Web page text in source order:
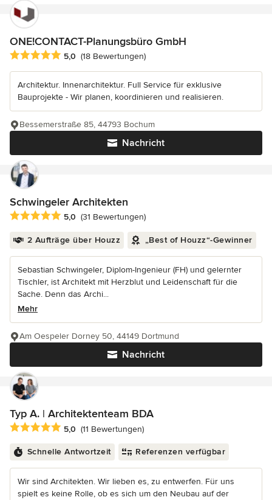
ONE!CONTACT-Planungsbüro GmbH
Durchschnittliche Bewertung: 5 von 5 Sternen
5,0 (18 Bewertungen)
Architektur. Innenarchitektur. Full Service für exklusive
Bauprojekte - Wir planen, koordinieren und realisieren.
Nachricht
Bessemerstraße 85, 44793 Bochum
Schwingeler Architekten
Durchschnittliche Bewertung: 5 von 5 Sternen
5,0 (31 Bewertungen)
2 Aufträge über Houzz „Best of Houzz“-Gewinner
Sebastian Schwingeler, Diplom-Ingenieur (FH) und gelernter
Tischler, ist Architekt mit Herzblut und Leidenschaft für die
Sache. Denn das Archi...
Mehr
Nachricht
Am Oespeler Dorney 50, 44149 Dortmund
Typ A. | Architektenteam BDA
Durchschnittliche Bewertung: 5 von 5 Sternen
5,0 (11 Bewertungen)
Schnelle Antwortzeit Referenzen verfügbar
Wir sind Architekten. Wir lieben es, zu entwerfen. Für uns
spielt es keine Rolle, ob es sich um den Neubau auf der